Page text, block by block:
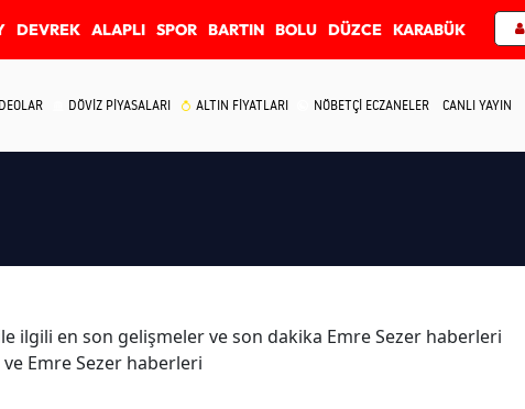
DEVREK ALAPLI SPOR BARTIN BOLU DÜZCE KARABÜK
DÖVİZ PİYASALARI ALTIN FİYATLARI NÖBETÇİ ECZANELER CANLI YAYIN
ilgili en son gelişmeler ve son dakika Emre Sezer haberleri
Emre Sezer haberleri